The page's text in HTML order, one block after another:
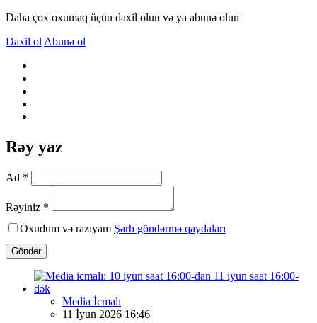
Daha çox oxumaq üçün daxil olun və ya abunə olun
Daxil ol Abunə ol
Rəy yaz
Ad *
Rəyiniz *
Oxudum və razıyam Şərh göndərmə qaydaları
Göndər
Media İcmalı
11 İyun 2026 16:46